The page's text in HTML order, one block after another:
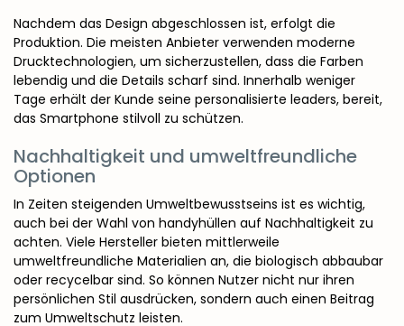
Nachdem das Design abgeschlossen ist, erfolgt die
Produktion. Die meisten Anbieter verwenden moderne
Drucktechnologien, um sicherzustellen, dass die Farben
lebendig und die Details scharf sind. Innerhalb weniger
Tage erhält der Kunde seine personalisierte leaders, bereit,
das Smartphone stilvoll zu schützen.
Nachhaltigkeit und umweltfreundliche
Optionen
In Zeiten steigenden Umweltbewusstseins ist es wichtig,
auch bei der Wahl von handyhüllen auf Nachhaltigkeit zu
achten. Viele Hersteller bieten mittlerweile
umweltfreundliche Materialien an, die biologisch abbaubar
oder recycelbar sind. So können Nutzer nicht nur ihren
persönlichen Stil ausdrücken, sondern auch einen Beitrag
zum Umweltschutz leisten.